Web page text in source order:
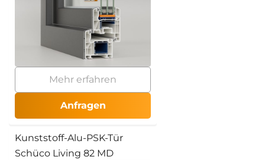
Mehr erfahren
Anfragen
Kunststoff-Alu-PSK-Tür
Schüco Living 82 MD